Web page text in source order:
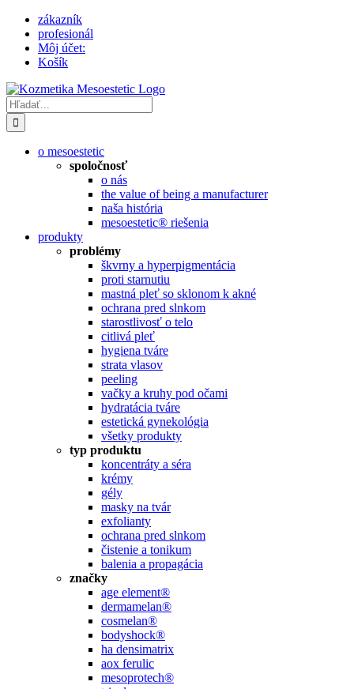
Skip
content
zákazník
profesionál
Môj účet:
Košík
Hľadať:
o mesoestetic
spoločnosť
o nás
the value of being a manufacturer
naša história
mesoestetic® riešenia
produkty
problémy
škvrny a hyperpigmentácia
proti starnutiu
mastná pleť so sklonom k ​​akné
ochrana pred slnkom
starostlivosť o telo
citlivá pleť
hygiena tváre
strata vlasov
peeling
vačky a kruhy pod očami
hydratácia tváre
estetická gynekológia
všetky produkty
typ produktu
koncentráty a séra
krémy
gély
masky na tvár
exfolianty
ochrana pred slnkom
čistenie a tonikum
balenia a propagácia
značky
age element®
dermamelan®
cosmelan®
bodyshock®
ha densimatrix
aox ferulic
mesoprotech®